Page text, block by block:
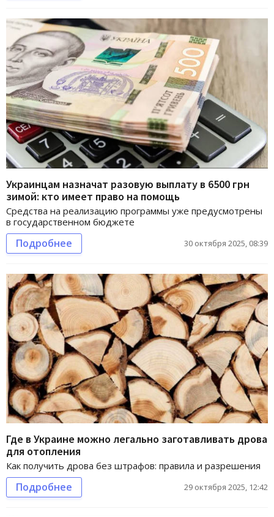
Украинцам назначат разовую выплату в 6500 грн
зимой: кто имеет право на помощь
Средства на реализацию программы уже предусмотрены
в государственном бюджете
Подробнее 30 октября 2025, 08:39
Где в Украине можно легально заготавливать дрова
для отопления
Как получить дрова без штрафов: правила и разрешения
Подробнее 29 октября 2025, 12:42